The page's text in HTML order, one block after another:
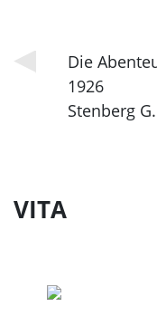
Die
1926
Stenberg
VITA